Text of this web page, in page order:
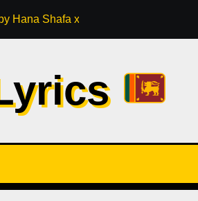
Shafa x Ramesses Reezy [2026]